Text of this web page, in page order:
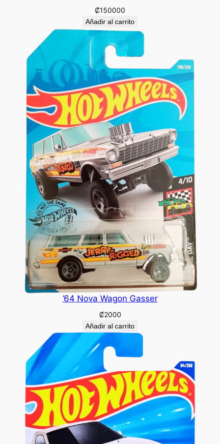
₡150000
Añadir al carrito
’64 Nova Wagon Gasser
₡2000
Añadir al carrito